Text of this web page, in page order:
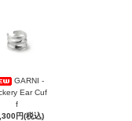
GARNI -
Ear Cuf
f
円(税込)